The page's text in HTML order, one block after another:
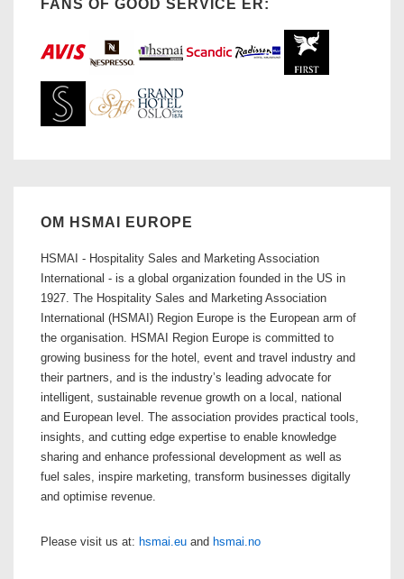
FANS OF GOOD SERVICE ER:
OM HSMAI EUROPE
HSMAI - Hospitality Sales and Marketing Association
International - is a global organization founded in the US in
1927. The Hospitality Sales and Marketing Association
International (HSMAI) Region Europe is the European arm of
the organisation. HSMAI Region Europe is committed to
growing business for the hotel, event and travel industry and
their partners, and is the industry’s leading advocate for
intelligent, sustainable revenue growth on a local, national
and European level. The association provides practical tools,
insights, and cutting edge expertise to enable knowledge
sharing and enhance professional development as well as
fuel sales, inspire marketing, transform businesses digitally
and optimise revenue.
Please visit us at: hsmai.eu and hsmai.no